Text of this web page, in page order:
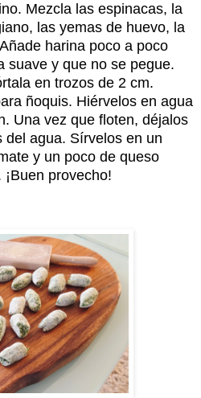
Mezcla las espinacas, la
las yemas de huevo, la
harina poco a poco
suave y que no se pegue.
en trozos de 2 cm.
ñoquis. Hiérvelos en agua
Una vez que floten, déjalos
del agua. Sírvelos en un
y un poco de queso
provecho!